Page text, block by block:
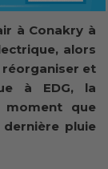
à Conakry à
alors
réorganiser et
à EDG, la
moment que
pluie